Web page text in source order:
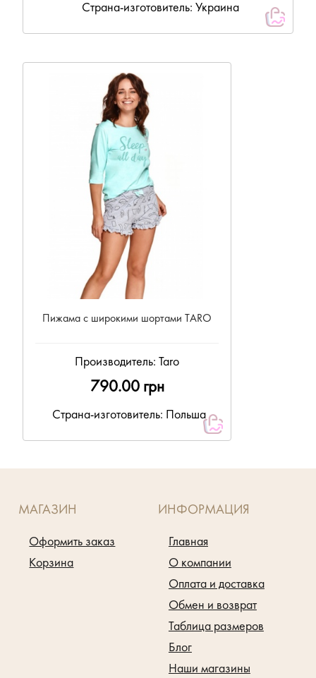
Страна-изготовитель: Украина
Пижама с широкими шортами ТARO
Производитель:Taro
790.00 грн
Страна-изготовитель: Польша
МАГАЗИН
Оформить заказ
Корзина
ИНФОРМАЦИЯ
Главная
О компании
Оплата и доставка
Обмен и возврат
Таблица размеров
Блог
Наши магазины